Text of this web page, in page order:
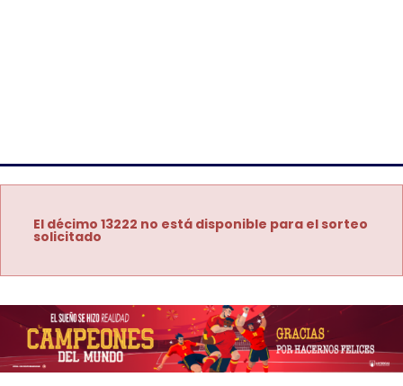
El décimo 13222 no está disponible para el sorteo
solicitado